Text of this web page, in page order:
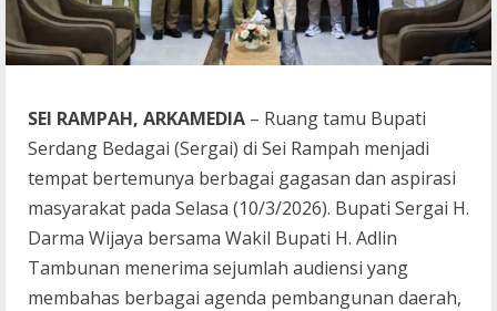
SEI RAMPAH, ARKAMEDIA – Ruang tamu Bupati
Serdang Bedagai (Sergai) di Sei Rampah menjadi
tempat bertemunya berbagai gagasan dan aspirasi
masyarakat pada Selasa (10/3/2026). Bupati Sergai H.
Darma Wijaya bersama Wakil Bupati H. Adlin
Tambunan menerima sejumlah audiensi yang
membahas berbagai agenda pembangunan daerah,